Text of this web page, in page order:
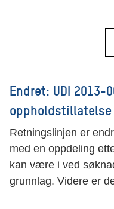
Endret: UDI 2013-
oppholdstillatelse
Retningslinjen er
med en oppdeling
kan være i ved
grunnlag. Videre er